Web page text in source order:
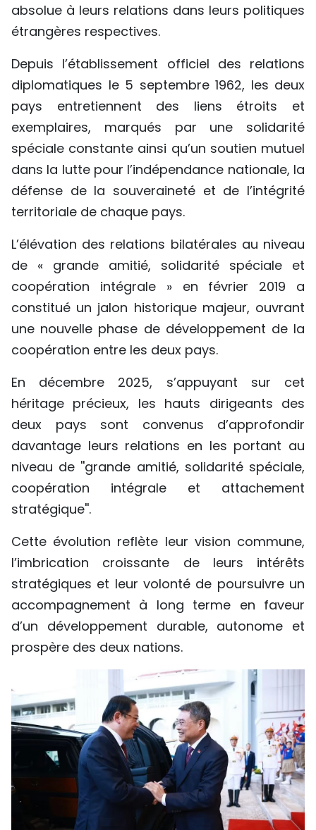
absolue à leurs relations dans leurs politiques
étrangères respectives.
Depuis l’établissement officiel des relations
diplomatiques le 5 septembre 1962, les deux
pays entretiennent des liens étroits et
exemplaires, marqués par une solidarité
spéciale constante ainsi qu’un soutien mutuel
dans la lutte pour l’indépendance nationale, la
défense de la souveraineté et de l’intégrité
territoriale de chaque pays.
L’élévation des relations bilatérales au niveau
de « grande amitié, solidarité spéciale et
coopération intégrale » en février 2019 a
constitué un jalon historique majeur, ouvrant
une nouvelle phase de développement de la
coopération entre les deux pays.
En décembre 2025, s’appuyant sur cet
héritage précieux, les hauts dirigeants des
deux pays sont convenus d’approfondir
davantage leurs relations en les portant au
niveau de ''grande amitié, solidarité spéciale,
coopération intégrale et attachement
stratégique''.
Cette évolution reflète leur vision commune,
l’imbrication croissante de leurs intérêts
stratégiques et leur volonté de poursuivre un
accompagnement à long terme en faveur
d’un développement durable, autonome et
prospère des deux nations.